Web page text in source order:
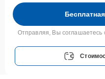
Отправляя, Вы соглашаетесь